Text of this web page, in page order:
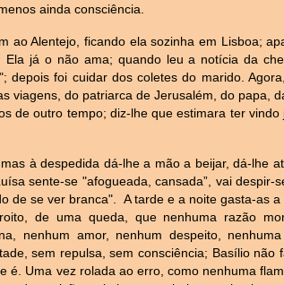
ainda consciência.
ao Alentejo, ficando ela sozinha em Lisboa;
já o não ama; quando leu a notícia da
depois foi cuidar dos coletes do marido.
viagens, do patriarca de Jerusalém, do papa,
de outro tempo; diz-lhe que estimara ter vindo
à despedida dá-lhe a mão a beijar, dá-lhe
sente-se "afogueada, cansada”, vai despir-
de se ver branca". A tarde e a noite gasta-as a
de uma queda, que nenhuma razão
nenhum amor, nenhum despeito,
sem repulsa, sem consciência; Basílio não
é. Uma vez rolada ao erro, como nenhuma